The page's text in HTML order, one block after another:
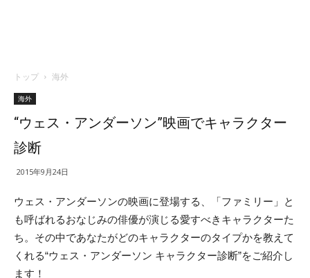
トップ 海外
海外
“ウェス・アンダーソン”映画でキャラクター
診断
2015年9月24日
ウェス・アンダーソンの映画に登場する、「ファミリー」と
も呼ばれるおなじみの俳優が演じる愛すべきキャラクターた
ち。その中であなたがどのキャラクターのタイプかを教えて
くれる“ウェス・アンダーソン キャラクター診断”をご紹介し
ます！